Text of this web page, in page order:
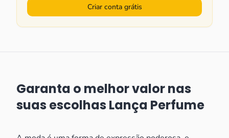
Criar conta grátis
Garanta o melhor valor nas
suas escolhas Lança Perfume